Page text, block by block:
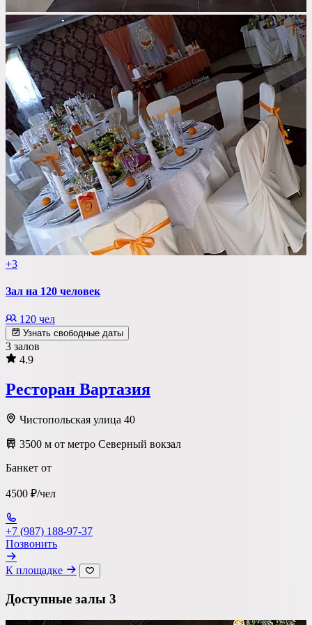
+3
Зал на 120 человек
120 чел
Узнать свободные даты
3 залов
4.9
Ресторан Вартазия
Чистопольская улица 40
3500 м от метро Северный вокзал
Банкет от
4500 ₽/чел
+7 (987) 188-97-37
Позвонить
К площадке
Доступные залы 3